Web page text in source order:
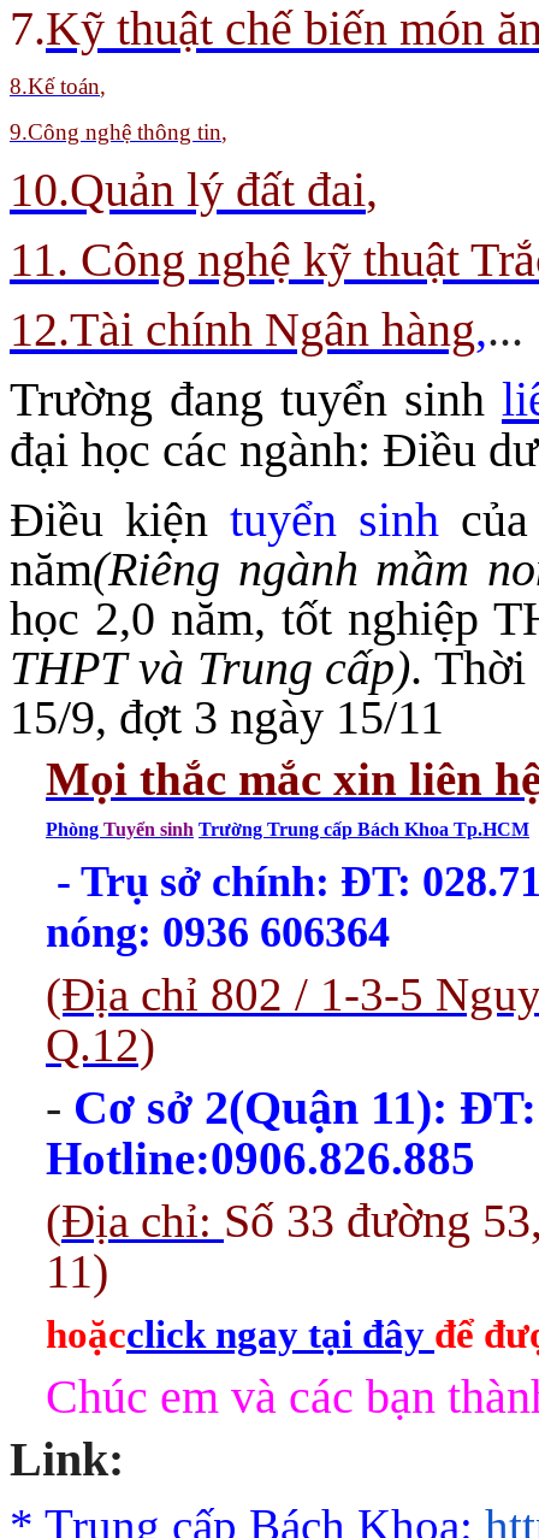
7.Kỹ thuật chế biến món
8.Kế toán,
9.Công nghệ thông tin,
10.Quản lý đất đai,
11. Công nghệ kỹ thuật
12.Tài chính Ngân hàng,...
Trường đang tuyển sinh
đại học các ngành: Điều
Điều kiện tuyển sinh
năm(Riêng ngành mầm
học 2,0 năm, tốt nghiệp
THPT và Trung cấp). Thời
15/9, đợt 3 ngày 15/11
Mọi thắc mắc xin liên
Phòng Tuyển sinh Trường Trung cấp Bách Khoa Tp.HCM
- Trụ sở chính: ĐT:
nóng: 0936 606364
(Địa chỉ 802 / 1-3-5
Q.12)
- Cơ sở 2(Quận 11): ĐT:
Hotline:0906.826.885
(Địa chỉ: Số 33 đường
11)
hoặcclick ngay tại đây để
Chúc em và các bạn
Link:
* Trung cấp Bách Khoa: